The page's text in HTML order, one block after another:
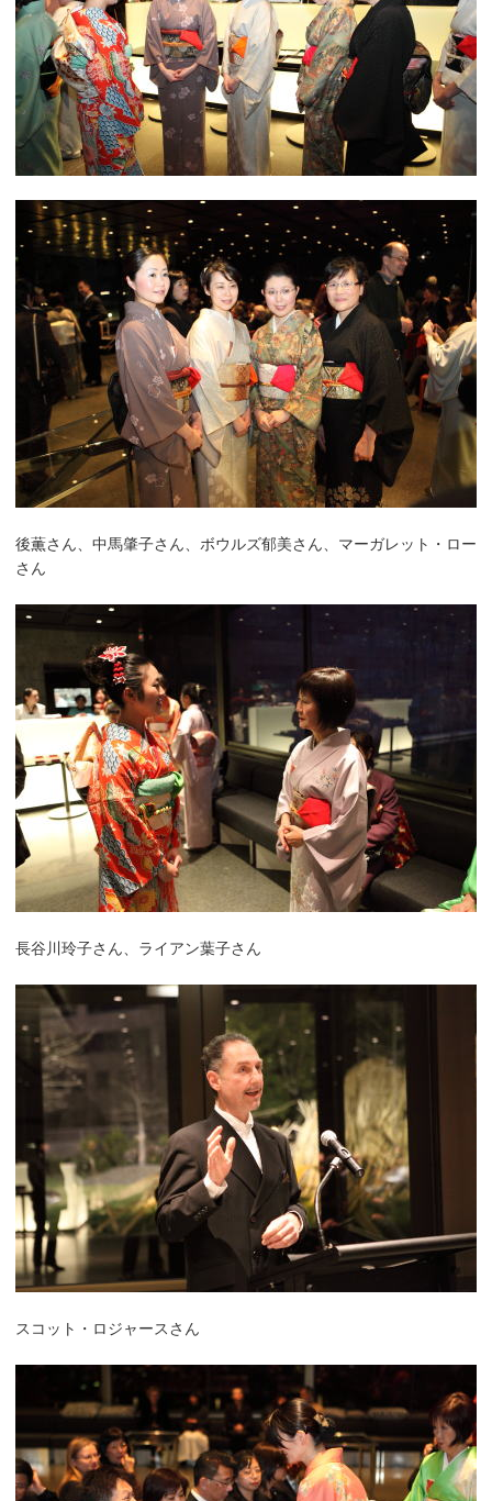
後薫さん、中馬肇子さん、ボウルズ郁美さん、マーガレット・ロー
さん
長谷川玲子さん、ライアン葉子さん
スコット・ロジャースさん